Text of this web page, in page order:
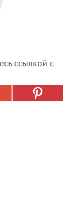
ссылкой с